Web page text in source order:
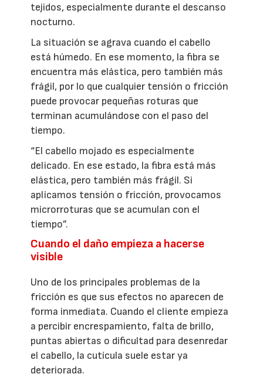
tejidos, especialmente durante el descanso
nocturno.
La situación se agrava cuando el cabello
está húmedo. En ese momento, la fibra se
encuentra más elástica, pero también más
frágil, por lo que cualquier tensión o fricción
puede provocar pequeñas roturas que
terminan acumulándose con el paso del
tiempo.
“El cabello mojado es especialmente
delicado. En ese estado, la fibra está más
elástica, pero también más frágil. Si
aplicamos tensión o fricción, provocamos
microrroturas que se acumulan con el
tiempo”.
Cuando el daño empieza a hacerse
visible
Uno de los principales problemas de la
fricción es que sus efectos no aparecen de
forma inmediata. Cuando el cliente empieza
a percibir encrespamiento, falta de brillo,
puntas abiertas o dificultad para desenredar
el cabello, la cutícula suele estar ya
deteriorada.